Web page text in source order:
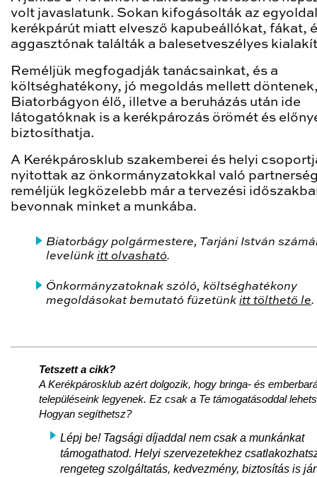
volt javaslatunk. Sokan kifogásolták az
kerékpárút miatt elvesző kapubeállókat, fákat,
aggasztónak találták a balesetveszélyes
Reméljük megfogadják tanácsainkat, és a
költséghatékony, jó megoldás mellett
Biatorbágyon élő, illetve a beruházás után ide
látogatóknak is a kerékpározás örömét és
biztosíthatja.
A Kerékpárosklub szakemberei és helyi
nyitottak az önkormányzatokkal való
reméljük legközelebb már a tervezési
bevonnak minket a munkába.
Biatorbágy polgármestere, Tarjáni István
levelünk itt olvasható.
Önkormányzatoknak szóló, költséghatékony
megoldásokat bemutató füzetünk itt tölthető le.
Tetszett a cikk?
A Kerékpárosklub azért dolgozik, hogy bringa- és
településeink legyenek. Ez csak a Te támogatásoddal
Hogyan segíthetsz?
Lépj be! Tagsági díjaddal nem csak a munkánkat
támogathatod. Helyi szervezetekhez
rengeteg szolgáltatás, kedvezmény, biztosítás is